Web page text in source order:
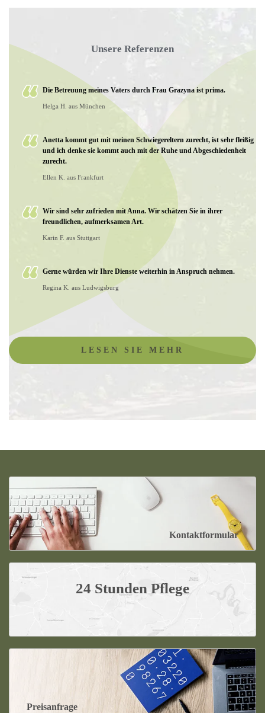
Unsere Referenzen
Die Betreuung meines Vaters durch Frau Grazyna ist prima.
Helga H. aus München
Anetta kommt gut mit meinen Schwiegereltern zurecht, ist sehr fleißig
und ich denke sie kommt auch mit der Ruhe und Abgeschiedenheit
zurecht.
Ellen K. aus Frankfurt
Wir sind sehr zufrieden mit Anna. Wir schätzen Sie in ihrer
freundlichen, aufmerksamen Art.
Karin F. aus Stuttgart
Gerne würden wir Ihre Dienste weiterhin in Anspruch nehmen.
Regina K. aus Ludwigsburg
LESEN SIE MEHR
Kontaktformular
24 Stunden Pflege
Preisanfrage